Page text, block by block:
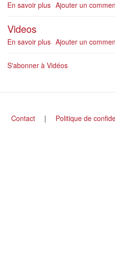
En savoir plus sur
Ajouter un
Videos
En savoir plus sur
Ajouter un
S'abonner à Vidéos
Footer
Contact Politique de